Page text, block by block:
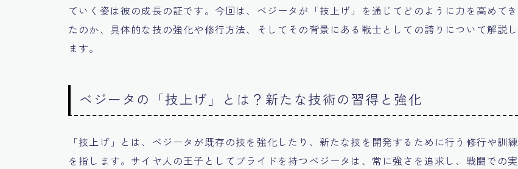
ていく姿は彼の成長の証です。今回は、ベジータが「技上げ」を通じてどのように力を高めてき
たのか、具体的な技の強化や修行方法、そしてその背景にある戦士としての誇りについて解説し
ます。
ベジータの「技上げ」とは？新たな技術の習得と強化
「技上げ」とは、ベジータが既存の技を強化したり、新たな技を開発するために行う修行や訓練
を指します。サイヤ人の王子としてプライドを持つベジータは、常に強さを追求し、戦闘での実